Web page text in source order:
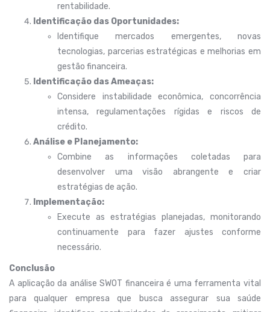
rentabilidade.
Identificação das Oportunidades:
Identifique mercados emergentes, novas
tecnologias, parcerias estratégicas e melhorias em
gestão financeira.
Identificação das Ameaças:
Considere instabilidade econômica, concorrência
intensa, regulamentações rígidas e riscos de
crédito.
Análise e Planejamento:
Combine as informações coletadas para
desenvolver uma visão abrangente e criar
estratégias de ação.
Implementação:
Execute as estratégias planejadas, monitorando
continuamente para fazer ajustes conforme
necessário.
Conclusão
A aplicação da análise SWOT financeira é uma ferramenta vital
para qualquer empresa que busca assegurar sua saúde